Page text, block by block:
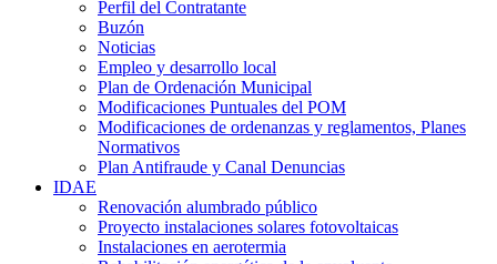
Perfil del Contratante
Buzón
Noticias
Empleo y desarrollo local
Plan de Ordenación Municipal
Modificaciones Puntuales del POM
Modificaciones de ordenanzas y reglamentos, Planes
Normativos
Plan Antifraude y Canal Denuncias
IDAE
Renovación alumbrado público
Proyecto instalaciones solares fotovoltaicas
Instalaciones en aerotermia